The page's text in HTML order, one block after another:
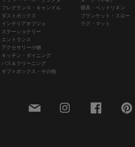
フレグランス・キャンドル
ダストボックス
インテリアオブジェ
ステーショナリー
エントランス
アクセサリー小物
キッチン・ダイニング
バス＆クリーニング
ギフトボックス・その他
寝具・ベッドリネン
ブランケット・スロー
ラグ・マット